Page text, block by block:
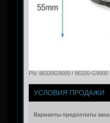
PN: 86320G9000 / 86320-
УСЛОВИЯ ПРОДАЖИ
Варианты предоплаты